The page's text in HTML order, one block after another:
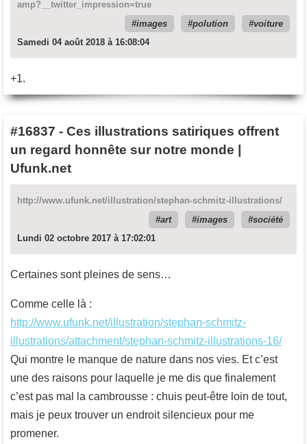
amp?__twitter_impression=true
images
polution
voiture
Samedi 04 août 2018 à 16:08:04
+1.
#16837 - Ces illustrations satiriques offrent
un regard honnête sur notre monde |
Ufunk.net
http://www.ufunk.net/illustration/stephan-schmitz-illustrations/
art
images
société
Lundi 02 octobre 2017 à 17:02:01
Certaines sont pleines de sens…
Comme celle là :
http://www.ufunk.net/illustration/stephan-schmitz-
illustrations/attachment/stephan-schmitz-illustrations-16/
Qui montre le manque de nature dans nos vies. Et c’est
une des raisons pour laquelle je me dis que finalement
c’est pas mal la cambrousse : chuis peut-être loin de tout,
mais je peux trouver un endroit silencieux pour me
promener.